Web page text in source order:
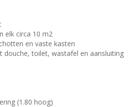
elk circa 10 m2
en vaste kasten
douche, toilet, wastafel en aansluiting
(1.80 hoog)